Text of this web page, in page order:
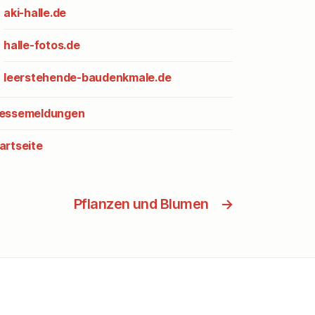
aki-halle.de
halle-fotos.de
leerstehende-baudenkmale.de
→
Pflanzen und Blumen